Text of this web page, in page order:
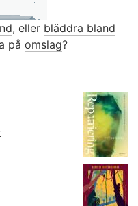
, eller bläddra bland
på omslag?